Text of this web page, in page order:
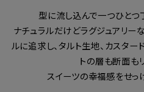
型に流し込んで一つひとつ
ナチュラルだけどラグジュアリー
ルに追求し、タルト生地、カスター
トの層も断面も
スイーツの幸福感をせっ